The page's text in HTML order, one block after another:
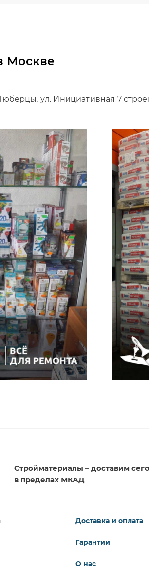
Москве
ул. Инициативная 7
Стройматериалы – доставим
в пределах МКАД
Доставка и оплата
Гарантии
О нас